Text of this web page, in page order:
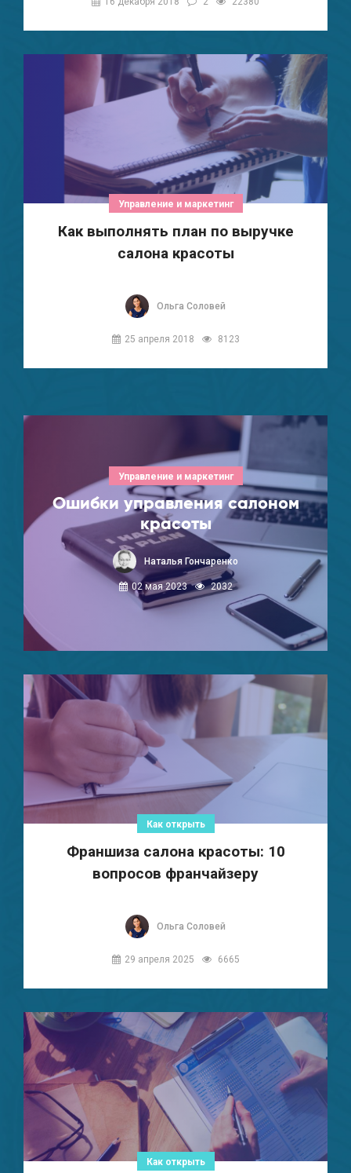
Управление и маркетинг
Как выполнять план по выручке
салона красоты
Ольга Соловей
25 апреля 2018 8123
Управление и маркетинг
Ошибки управления салоном
красоты
Наталья Гончаренко
02 мая 2023 2032
Как открыть
Франшиза салона красоты: 10
вопросов франчайзеру
Ольга Соловей
29 апреля 2025 6665
Как открыть